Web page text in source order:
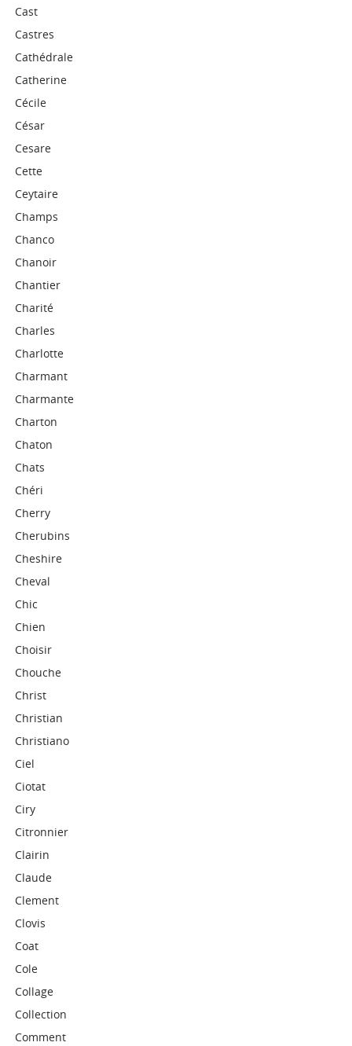
Cast
Castres
Cathédrale
Catherine
Cécile
César
Cesare
Cette
Ceytaire
Champs
Chanco
Chanoir
Chantier
Charité
Charles
Charlotte
Charmant
Charmante
Charton
Chaton
Chats
Chéri
Cherry
Cherubins
Cheshire
Cheval
Chic
Chien
Choisir
Chouche
Christ
Christian
Christiano
Ciel
Ciotat
Ciry
Citronnier
Clairin
Claude
Clement
Clovis
Coat
Cole
Collage
Collection
Comment